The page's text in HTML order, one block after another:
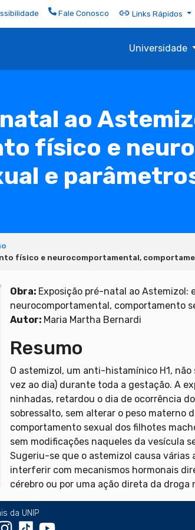
Fale Conosco Links Rápidos
Universidade
ao
físico e
e
físico e neurocomportamental,
Obra: Exposição pré-natal ao
neurocomportamental, comportamento
Autor: Maria Martha Bernardi
Resumo
O astemizol, um anti-histamínico H1,
vez ao dia) durante toda a gestação. A
ninhadas, retardou o dia de ocorrência
sobressalto, sem alterar o peso materno
comportamento sexual dos filhotes
sem modificações naqueles da vesícula
Sugeriu-se que o astemizol causa
interferir com mecanismos hormonais
cérebro ou por uma ação direta da
da UNIP